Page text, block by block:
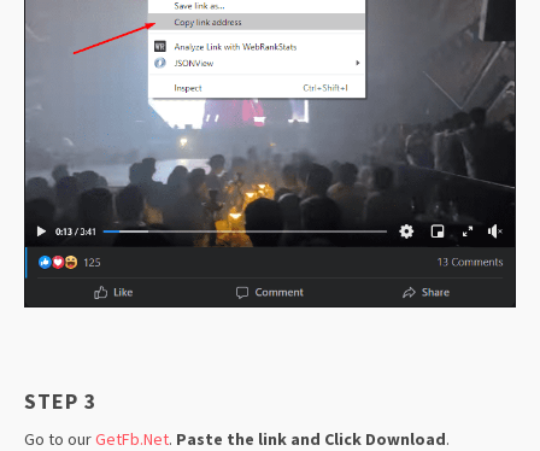
STEP 3
Go to ourGetFb.Net. Paste the link and Click Download.